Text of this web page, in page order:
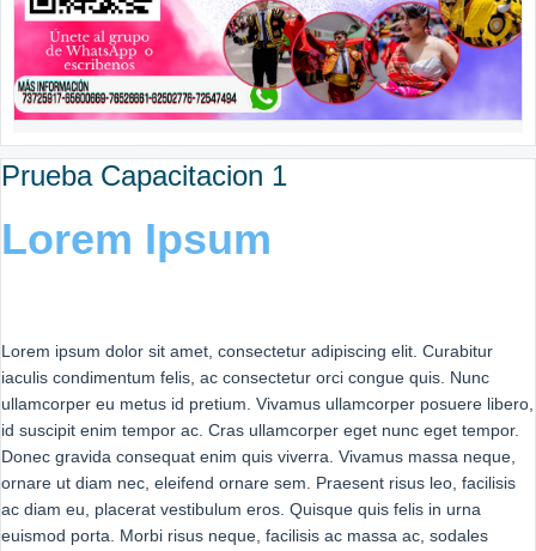
Prueba Capacitacion 1
Lorem Ipsum
Lorem ipsum dolor sit amet, consectetur adipiscing elit. Curabitur
iaculis condimentum felis, ac consectetur orci congue quis. Nunc
ullamcorper eu metus id pretium. Vivamus ullamcorper posuere libero,
id suscipit enim tempor ac. Cras ullamcorper eget nunc eget tempor.
Donec gravida consequat enim quis viverra. Vivamus massa neque,
ornare ut diam nec, eleifend ornare sem. Praesent risus leo, facilisis
ac diam eu, placerat vestibulum eros. Quisque quis felis in urna
euismod porta. Morbi risus neque, facilisis ac massa ac, sodales